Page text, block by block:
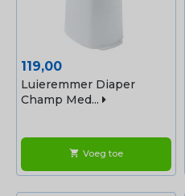
Prijs
119,00
Luieremmer Diaper
Champ Med...
shopping_cart Voeg toe